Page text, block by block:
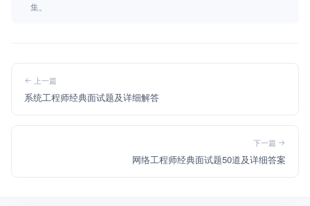
集。
上一篇
系统工程师经典面试题及详细解答
下一篇
网络工程师经典面试题50道及详细答案